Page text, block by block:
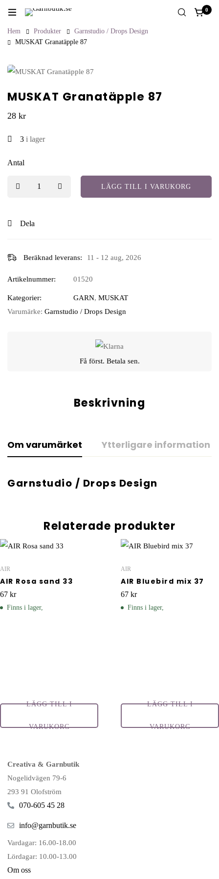
0
Hem Produkter
Garnstudio / Drops Design
MUSKAT Granatäpple 87
MUSKAT Granatäpple 87
28 kr
3 i lager
Antal
LÄGG TILL I VARUKORG
Dela
Beräknad leverans: 11 - 12 aug, 2026
Artikelnummer: 01520
Kategorier: GARN, MUSKAT
Varumärke: Garnstudio / Drops Design
Få först. Betala sen.
Beskrivning
Om varumärket Ytterligare information
Garnstudio / Drops Design
Relaterade produkter
AIR
AIR Rosa sand 33
67 kr
Finns i lager,
LÄGG TILL I
VARUKORG
AIR
AIR Bluebird mix 37
67 kr
Finns i lager,
LÄGG TILL I
VARUKORG
Creativa & Garnbutik
Nogelidvägen 79-6
293 91 Olofström
070-605 45 28
info@garnbutik.se
Vardagar: 16.00-18.00
Lördagar: 10.00-13.00
Om oss